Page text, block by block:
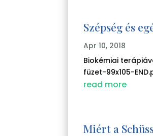
Szépség és
Apr 10, 2018
Biokémiai
füzet-99x105-
read more
Miért a